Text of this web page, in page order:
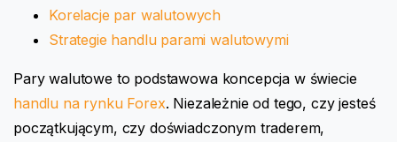
Korelacje par walutowych
Strategie handlu parami walutowymi
Pary walutowe to podstawowa koncepcja w świecie
handlu na rynku Forex. Niezależnie od tego, czy jesteś
początkującym, czy doświadczonym traderem,